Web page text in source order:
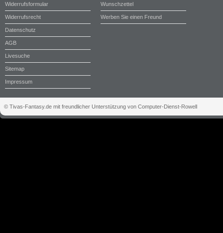
Widerrufsformular
Widerrufsrecht
Datenschutz
AGB
Livesuche
Sitemap
Impressum
Wunschzettel
Werben Sie einen Freund
© Tivas-Fantasy.de mit freundlicher Unterstützung von Computer-Dienst-Rowell